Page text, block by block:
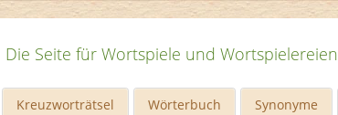
Die Seite für Wortspiele und Wortspielereien
Kreuzworträtsel Wörterbuch Synonyme